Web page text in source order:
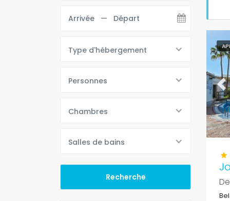
Type d'hébergement
Personnes
Chambres
Salles de bains